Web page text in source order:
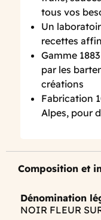
tous vos
Un
recettes
Gamme
par les
créations
Fabrication
Alpes, pour
Composition et
Dénomination
NOIR FLEUR